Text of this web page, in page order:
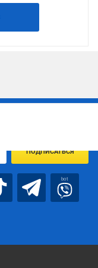
ПОДПИСАТЬСЯ
bot